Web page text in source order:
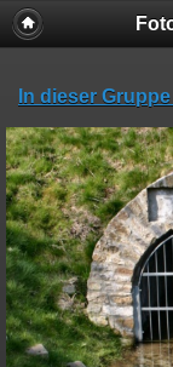
In dieser